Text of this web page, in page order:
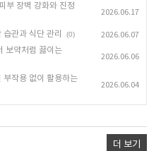
부 장벽 강화와 진정
2026.06.17
관과 식단 관리 (0)
2026.06.07
보약처럼 끓이는
2026.06.06
부작용 없이 활용하는
2026.06.04
더 보기